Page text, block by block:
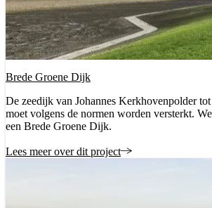
Brede Groene Dijk
De zeedijk van Johannes Kerkhovenpolder
moet volgens de normen worden versterkt.
een Brede Groene Dijk.
Lees meer over dit project